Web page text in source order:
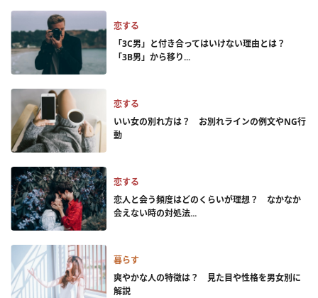
恋する
「3C男」と付き合ってはいけない理由とは？
「3B男」から移り...
恋する
いい女の別れ方は？ お別れラインの例文やNG行
動
恋する
恋人と会う頻度はどのくらいが理想？ なかなか
会えない時の対処法...
暮らす
爽やかな人の特徴は？ 見た目や性格を男女別に
解説